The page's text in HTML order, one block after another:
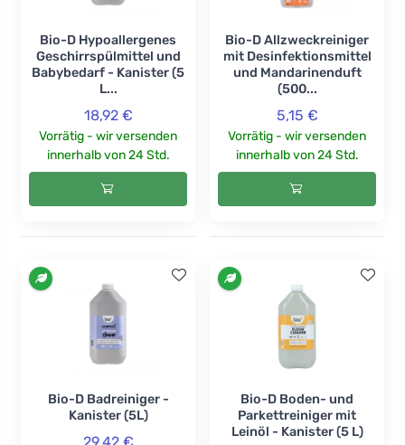
Bio-D Hypoallergenes
Geschirrspülmittel und
Babybedarf - Kanister (5
L...
18,92 €
Vorrätig - wir versenden
innerhalb von 24 Std.
Bio-D Allzweckreiniger
mit Desinfektionsmittel
und Mandarinenduft
(500...
5,15 €
Vorrätig - wir versenden
innerhalb von 24 Std.
Bio-D Badreiniger -
Kanister (5L)
29,42 €
Bio-D Boden- und
Parkettreiniger mit
Leinöl - Kanister (5 L)